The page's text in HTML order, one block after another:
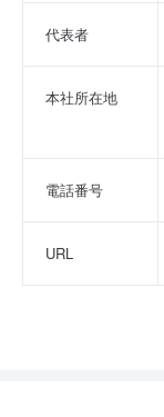
代表者
本社所在地
電話番号
URL